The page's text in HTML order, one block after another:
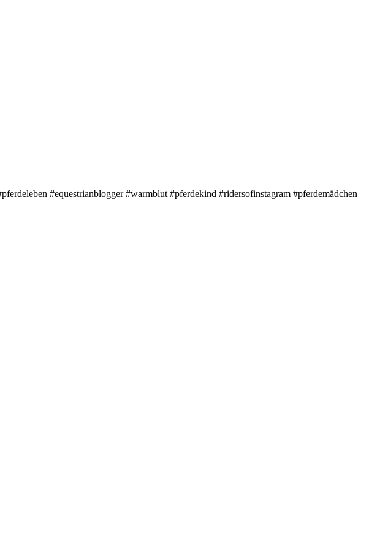
#equestrianblogger #warmblut #pferdekind #ridersofinstagram #pferdemädchen